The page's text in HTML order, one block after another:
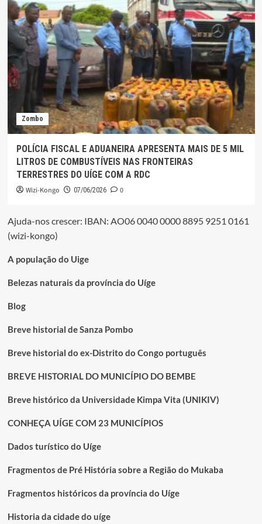
Zombo
POLÍCIA FISCAL E ADUANEIRA APRESENTA MAIS DE 5 MIL
LITROS DE COMBUSTÍVEIS NAS FRONTEIRAS
TERRESTRES DO UÍGE COM A RDC
Wizi-Kongo 07/06/2026 0
Ajuda-nos crescer: IBAN: AO06 0040 0000 8895 9251 0161
(wizi-kongo)
A população do Uige
Belezas naturais da província do Uíge
Blog
Breve historial de Sanza Pombo
Breve historial do ex-Distrito do Congo português
BREVE HISTORIAL DO MUNICÍPIO DO BEMBE
Breve histórico da Universidade Kimpa Vita (UNIKIV)
CONHEÇA UÍGE COM 23 MUNICÍPIOS
Dados turístico do Uíge
Fragmentos de Pré História sobre a Região do Mukaba
Fragmentos históricos da província do Uíge
Historia da cidade do uíge